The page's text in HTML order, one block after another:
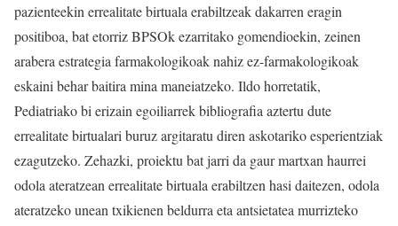
pazienteekin errealitate birtuala erabiltzeak dakarren eragin
positiboa, bat etorriz BPSOk ezarritako gomendioekin, zeinen
arabera estrategia farmakologikoak nahiz ez-farmakologikoak
eskaini behar baitira mina maneiatzeko. Ildo horretatik,
Pediatriako bi erizain egoiliarrek bibliografia aztertu dute
errealitate birtualari buruz argitaratu diren askotariko esperientziak
ezagutzeko. Zehazki, proiektu bat jarri da gaur martxan haurrei
odola ateratzean errealitate birtuala erabiltzen hasi daitezen, odola
ateratzeko unean txikienen beldurra eta antsietatea murrizteko